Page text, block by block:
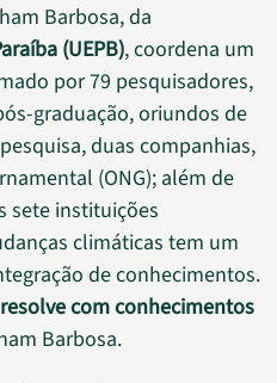
Barbosa, da
(UEPB), coordena um
por 79 pesquisadores,
graduação, oriundos de
duas companhias,
(ONG); além de
sete instituições
climáticas tem um
de conhecimentos.
com conhecimentos
Barbosa.